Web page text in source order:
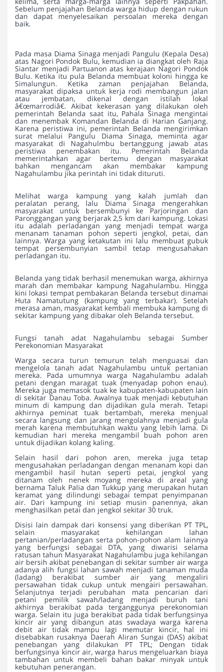
Sebelum penjajahan Belanda warga hidup dengan rukun
dan dapat menyelesaikan persoalan mereka dengan
baik.
Pada masa Diama Sinaga menjadi Pangulu (Kepala Desa)
atas Nagori Pondok Bulu, kemudian ia diangkat oleh Raja
Siantar menjadi Partuanon atas kerajaan Nagori Pondok
Bulu. Ketika itu pula Belanda membuat koloni hingga ke
Simalungun. Ketika zaman penjajahan Belanda,
masyarakat dipaksa untuk kerja rodi membangun jalan
atau jembatan, dikenal dengan istilah lokal
â€œmarrodiâ€. Akibat kekerasan yang dilakukan oleh
pemerintah Belanda saat itu, Pahala Sinaga mengintai
dan menembak Komandan Belanda di Harian Ganjang.
Karena peristiwa ini, pemerintah Belanda mengirimkan
surat melalui Pangulu Diama Sinaga, meminta agar
masyarakat di Nagahulmbu bertanggung jawab atas
peristiwa penembakan itu. Pemerintah Belanda
memerintahkan agar bertemu dengan masyarakat
bahkan mengancam akan membakar kampung
Nagahulambu jika perintah ini tidak dituruti.
Melihat warga kampung yang kalah jumlah dan
peralatan perang, lalu Diama Sinaga mengerahkan
masyarakat untuk bersembunyi ke Parjoringan dan
Paronggangan yang berjarak 2,5 km dari kampung. Lokasi
itu adalah perladangan yang menjadi tempat warga
menanam tanaman pohon seperti jengkol, petai, dan
lainnya. Warga yang ketakutan ini lalu membuat gubuk
tempat persembunyian sambil tetap mengusahakan
perladangan itu.
Belanda yang tidak berhasil menemukan warga, akhirnya
marah dan membakar kampung Nagahulambu. Hingga
kini lokasi tempat pembakaran Belanda tersebut dinamai
Huta Namatutung (kampung yang terbakar). Setelah
merasa aman, masyarakat kembali membuka kampung di
sekitar kampung yang dibakar oleh Belanda tersebut.
Fungsi tanah adat Nagahulambu sebagai Sumber
Perekonomian Masyarakat
Warga secara turun temurun telah menguasai dan
mengelola tanah adat Nagahulambu untuk pertanian
mereka. Pada umumnya warga Nagahulambu adalah
petani dengan maragat tuak (menyadap pohon enau).
Mereka juga memasok tuak ke kabupaten-kabupaten lain
di sekitar Danau Toba. Awalnya tuak menjadi kebutuhan
minum di kampung dan dijadikan gula merah. Tetapi
akhirnya peminat tuak bertambah, mereka menjual
secara langsung dan jarang mengolahnya menjadi gula
merah karena membutuhkan waktu yang lebih lama. Di
kemudian hari mereka mengambil buah pohon aren
untuk dijadikan kolang kaling.
Selain hasil dari pohon aren, mereka juga tetap
mengusahakan perladangan dengan menanam kopi dan
mengambil hasil hutan seperti petai, jengkol yang
ditanam oleh nenek moyang mereka di areal yang
bernama Taluk Palia dan Tukkup yang merupakan hutan
keramat yang dilindungi sebagai tempat penyimpanan
air. Dari kampung ini setiap musin panennya, akan
menghasilkan petai dan jengkol sekitar 30 truk.
Disisi lain dampak dari konsensi yang diberikan PT TPL,
selain masyarakat kehilangan lahan
pertanian/perladangan serta pohon-pohon alam lainnya
yang berfungsi sebagai DTA, yang diwarisi selama
ratusan tahun Masyarakat Nagahulambu juga kehilangan
air bersih akibat penebangan di sekitar sumber air warga
adanya alih fungsi lahan sawah menjadi tanaman muda
(ladang) berakibat sumber air yang mengaliri
persawahan tidak cukup untuk mengairi persawahan.
Selanjutnya terjadi perubahan mata pencarian dari
petani pemilik sawah/ladang menjadi buruh tani
akhirnya berakibat pada terganggunya perekonomian
warga. Selain itu juga berakibat pada tidak berfungsinya
kincir air yang dibangun atas swadaya warga karena
debit air tidak mampu lagi memutar kincir, hal ini
disebabkan rusaknya Daerah Aliran Sungai (DAS) akibat
penebangan yang dilakukan PT TPL; Dengan tidak
berfungsinya kincir air, warga harus mengeluarkan biaya
tambahan untuk membeli bahan bakar minyak untuk
kebutuhan penerangan.